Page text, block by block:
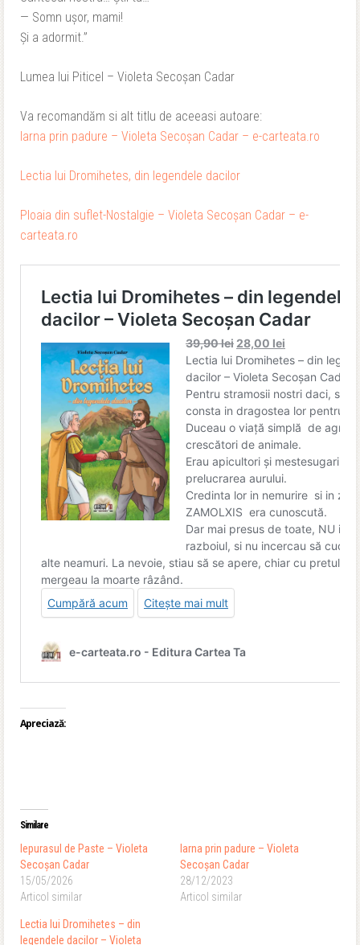
— Somn ușor, mami!
Și a adormit.”
Lumea lui Piticel – Violeta Secoşan Cadar
Va recomandăm si alt titlu de aceeasi autoare:
Iarna prin padure – Violeta Secoşan Cadar – e-carteata.ro
Lectia lui Dromihetes, din legendele dacilor
Ploaia din suflet-Nostalgie – Violeta Secoşan Cadar – e-
carteata.ro
Apreciază:
Similare
Iepurasul de Paste – Violeta
Secoşan Cadar
15/05/2026
Articol similar
Iarna prin padure – Violeta
Secoşan Cadar
28/12/2023
Articol similar
Lectia lui Dromihetes – din
legendele dacilor – Violeta